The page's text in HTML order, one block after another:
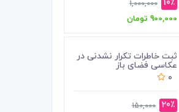
10٪ 1,000,000
900,000 تومان
ثبت خاطرات تکرار نشدنی در
عکاسی فضای باز
0
20٪ 150,000